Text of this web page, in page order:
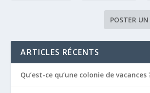
ARTICLES RÉCENTS
Qu’est-ce qu’une colonie de vacances